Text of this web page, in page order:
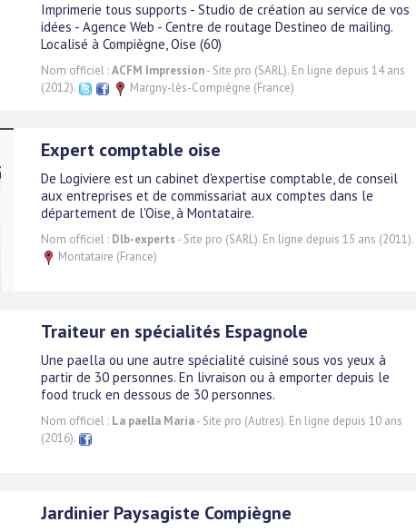
Imprimerie tous supports - Studio de création au service de vos
idées - Agence Web - Centre de routage Destineo de mailing.
Localisé à Compiègne, Oise (60)
Nom officiel :ACFM Impression- Site pro (SARL). En ligne depuis 14 ans
(2012).
Margny-lès-Compiègne (France)
Expert comptable oise
De Logiviere est un cabinet d'expertise comptable, de conseil
aux entreprises et de commissariat aux comptes dans le
département de l'Oise, à Montataire.
Nom officiel : Dlb-experts- Site pro (SARL). En ligne depuis 15 ans (2011).
Montataire (France)
Traiteur en spécialités Espagnole
Une paella ou une autre spécialité cuisiné sous vos yeux à
partir de 30 personnes. En livraison ou à emporter depuis le
food truck en dessous de 30 personnes.
Nom officiel : La paella Maria- Site pro (Autres). En ligne depuis 10 ans
(2016).
Jardinier Paysagiste Compiègne